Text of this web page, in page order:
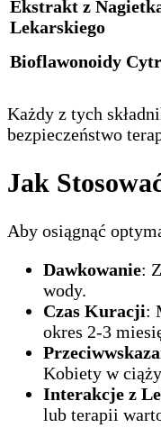
Ekstrakt z
Lekarskiego
Bioflawonoidy
Każdy z tych
bezpieczeństwo
Jak
Aby osiągnąć
Dawkowanie:
wody.
Czas Kuracji:
okres 2-3
Kobiety w
Interakcje z
lub terapii